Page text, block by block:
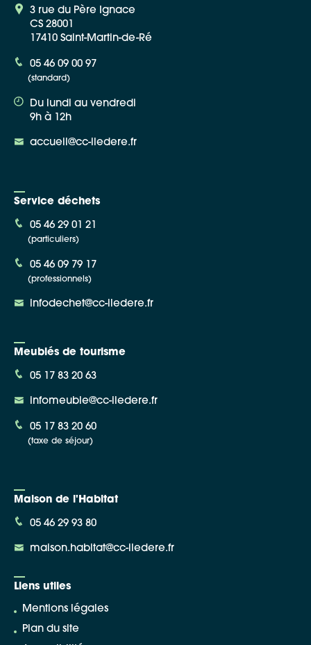
3 rue du Père Ignace
CS 28001
17410 Saint-Martin-de-Ré
05 46 09 00 97
(standard)
Du lundi au vendredi
9h à 12h
accueil@cc-iledere.fr
Service déchets
05 46 29 01 21
(particuliers)
05 46 09 79 17
(professionnels)
infodechet@cc-iledere.fr
Meublés de tourisme
05 17 83 20 63
infomeuble@cc-iledere.fr
05 17 83 20 60
(taxe de séjour)
Maison de l'Habitat
05 46 29 93 80
maison.habitat@cc-iledere.fr
Liens utiles
Mentions légales
Plan du site